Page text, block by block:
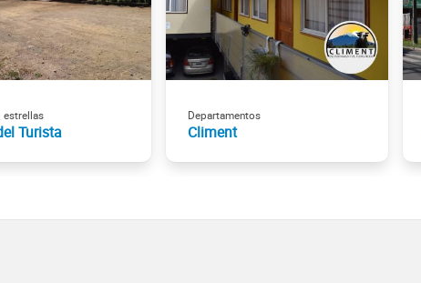
estrellas
Turista
Departamentos
Climent